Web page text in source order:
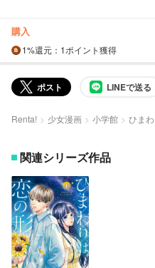
購入
1%還元 ：1ポイント獲得
ポスト LINEで送る
Renta! 少女漫画 小学館 ひま
関連シリーズ作品